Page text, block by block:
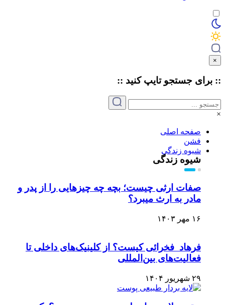
×
:: برای جستجو تایپکنید ::
×
صفحه اصلی
فشن
شیوه زندگی
شیوه زندگی
صفات ارثی چیست؛ بچه چه چیزهایی را از پدر و
مادر به ارث میبرد؟
۱۶ مهر ۱۴۰۳
فرهاد فخرائی کیست؟ از کلینیک‌های داخلی تا
فعالیت‌های بین‌المللی
۲۹ شهریور ۱۴۰۴